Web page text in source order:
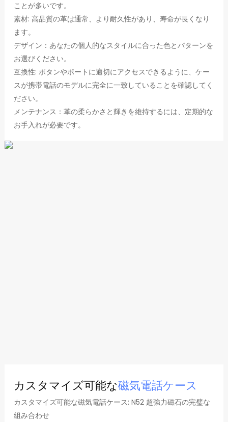
ことが多いです。
素材: 高品質の革は通常、より耐久性があり、寿命が長くなり
ます。
デザイン：あなたの個人的なスタイルに合った色とパターンを
お選びください。
互換性: ボタンやポートに適切にアクセスできるように、ケー
スが携帯電話のモデルに完全に一致していることを確認してく
ださい。
メンテナンス：革の柔らかさと輝きを維持するには、定期的な
お手入れが必要です。
カスタマイズ可能な磁気電話ケース
カスタマイズ可能な磁気電話ケース: N52 超強力磁石の完璧な
組み合わせ